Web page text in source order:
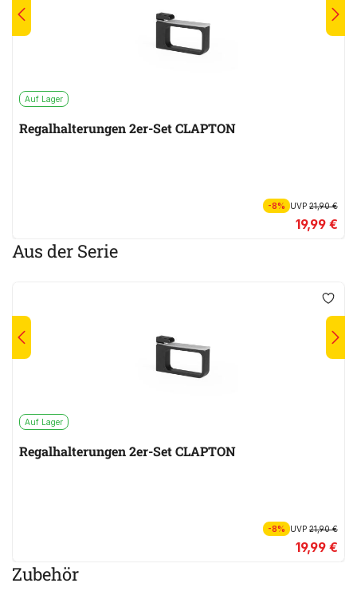
Auf Lager
Regalhalterungen 2er-Set CLAPTON
-8% UVP21,90 €
19,99 €
Aus der Serie
Auf Lager
Regalhalterungen 2er-Set CLAPTON
-8% UVP21,90 €
19,99 €
Zubehör